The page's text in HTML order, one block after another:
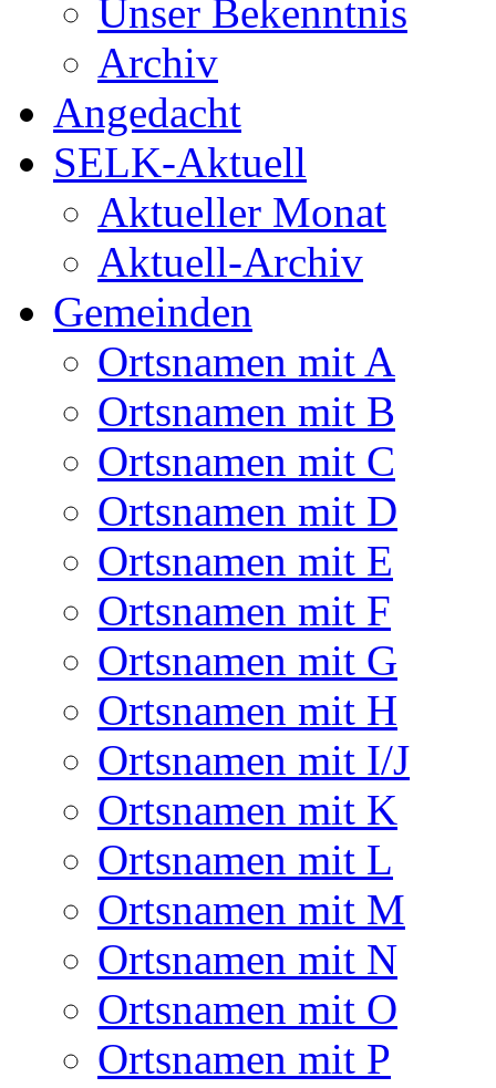
Unser Bekenntnis
Archiv
Angedacht
SELK-Aktuell
Aktueller Monat
Aktuell-Archiv
Gemeinden
Ortsnamen mit A
Ortsnamen mit B
Ortsnamen mit C
Ortsnamen mit D
Ortsnamen mit E
Ortsnamen mit F
Ortsnamen mit G
Ortsnamen mit H
Ortsnamen mit I/J
Ortsnamen mit K
Ortsnamen mit L
Ortsnamen mit M
Ortsnamen mit N
Ortsnamen mit O
Ortsnamen mit P